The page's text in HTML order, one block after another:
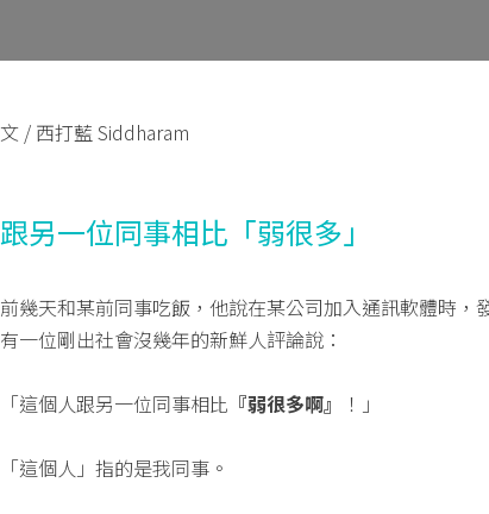
文 / 西打藍 Siddharam
跟另一位同事相比「弱很多」
前幾天和某前同事吃飯，他說在某公司加入通訊軟體時
有一位剛出社會沒幾年的新鮮人評論說：
「這個人跟另一位同事相比 『弱很多啊』 ！」
「這個人」指的是我同事。